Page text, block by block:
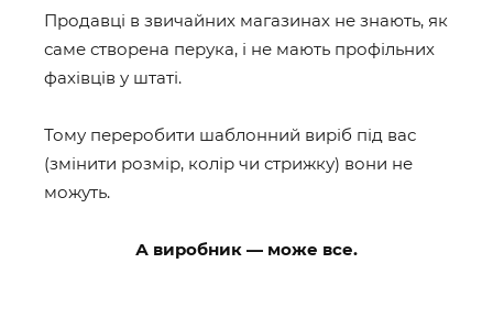
Продавці в звичайних магазинах не знають, як
саме створена перука, і не мають профільних
фахівців у штаті.
Тому переробити шаблонний виріб під вас
(змінити розмір, колір чи стрижку) вони не
можуть.
А виробник — може все.